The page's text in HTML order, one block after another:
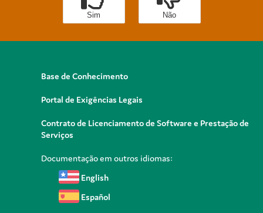
Sim Não
Base de Conhecimento
Portal de Exigências Legais
Contrato de Licenciamento de Software e Prestação de
Serviços
Documentação em outros idiomas:
English
Español